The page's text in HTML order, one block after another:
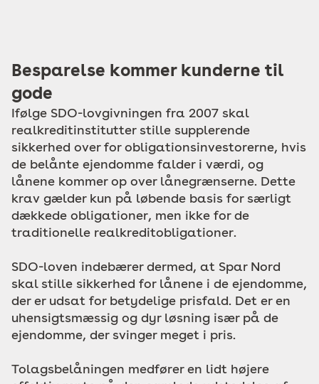
Besparelse kommer kunderne til
gode
Ifølge SDO-lovgivningen fra 2007 skal
realkreditinstitutter stille supplerende
sikkerhed over for obligationsinvestorerne, hvis
de belånte ejendomme falder i værdi, og
lånene kommer op over lånegrænserne. Dette
krav gælder kun på løbende basis for særligt
dækkede obligationer, men ikke for de
traditionelle realkreditobligationer.
SDO-loven indebærer dermed, at Spar Nord
skal stille sikkerhed for lånene i de ejendomme,
der er udsat for betydelige prisfald. Det er en
uhensigtsmæssig og dyr løsning især på de
ejendomme, der svinger meget i pris.
Tolagsbelåningen medfører en lidt højere